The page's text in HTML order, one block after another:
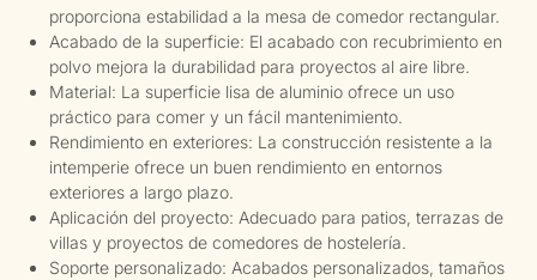
proporciona estabilidad a la mesa de comedor rectangular.
Acabado de la superficie: El acabado con recubrimiento en
polvo mejora la durabilidad para proyectos al aire libre.
Material: La superficie lisa de aluminio ofrece un uso
práctico para comer y un fácil mantenimiento.
Rendimiento en exteriores: La construcción resistente a la
intemperie ofrece un buen rendimiento en entornos
exteriores a largo plazo.
Aplicación del proyecto: Adecuado para patios, terrazas de
villas y proyectos de comedores de hostelería.
Soporte personalizado: Acabados personalizados, tamaños